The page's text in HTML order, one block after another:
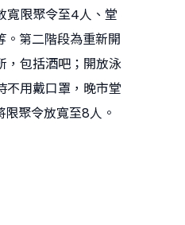
寬限聚令至4人、堂
。第二階段為重新開
，包括酒吧；開放泳
不用戴口罩，晚市堂
限聚令放寬至8人。